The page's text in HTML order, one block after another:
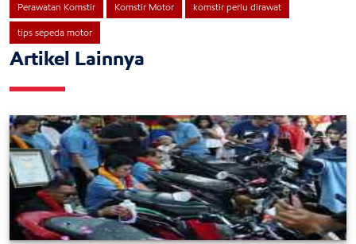
Perawatan Komstir Komstir Motor komstir perlu dirawat
tips sepeda motor
Artikel Lainnya